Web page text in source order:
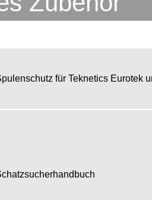
für Teknetics Eurotek